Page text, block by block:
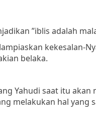
”iblis adalah
kekesalan-
belaka.
Yahudi saat itu akan
melakukan hal yang